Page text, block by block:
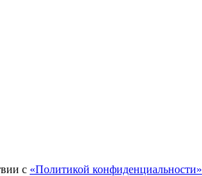
с «Политикой конфиденциальности»